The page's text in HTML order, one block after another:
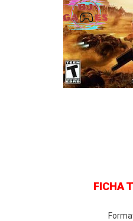
FICHA